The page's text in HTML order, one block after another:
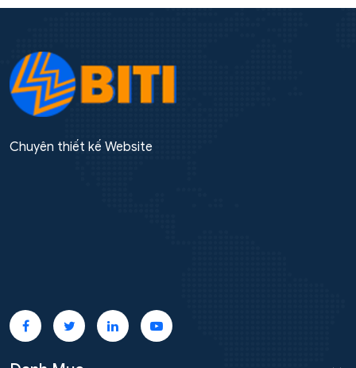
Chuyên thiết kế Website